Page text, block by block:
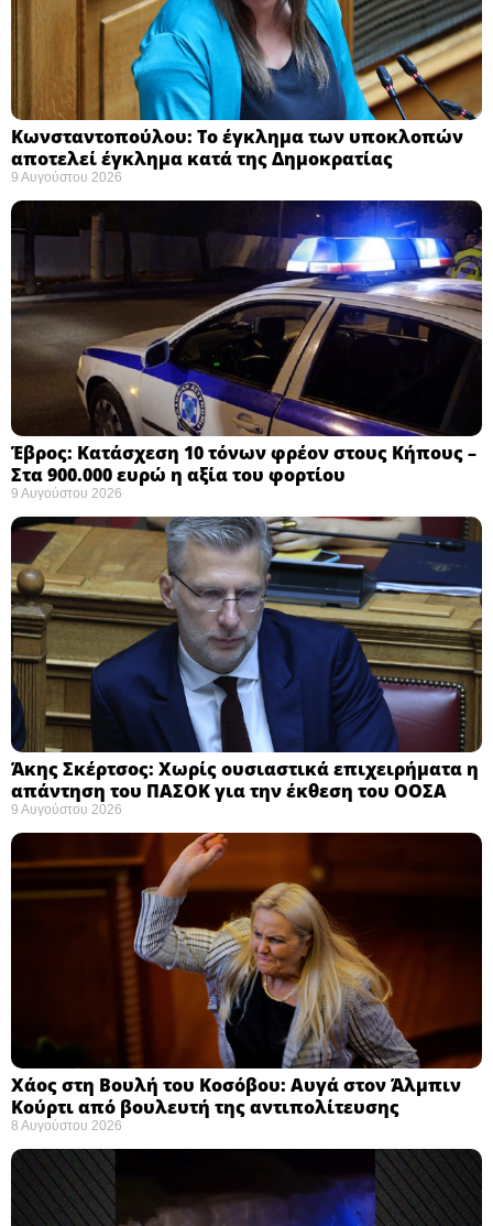
Κωνσταντοπούλου: Το έγκλημα των υποκλοπών
αποτελεί έγκλημα κατά της Δημοκρατίας ​
9 Αυγούστου 2026
Έβρος: Κατάσχεση 10 τόνων φρέον στους Κήπους –
Στα 900.000 ευρώ η αξία του φορτίου ​
9 Αυγούστου 2026
Άκης Σκέρτσος: Χωρίς ουσιαστικά επιχειρήματα η
απάντηση του ΠΑΣΟΚ για την έκθεση του ΟΟΣΑ ​
9 Αυγούστου 2026
Χάος στη Βουλή του Κοσόβου: Αυγά στον Άλμπιν
Κούρτι από βουλευτή της αντιπολίτευσης
8 Αυγούστου 2026